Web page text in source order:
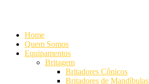
Home
Quem Somos
Equipamentos
Britagem
Britadores Cônicos
Britadores de Mandíbulas